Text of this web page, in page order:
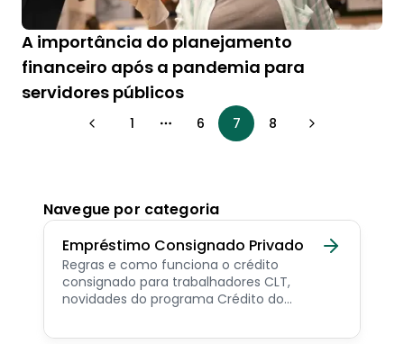
A importância do planejamento
financeiro após a pandemia para
servidores públicos
1 More pages
6 7 8
Navegue por categoria
Empréstimo Consignado Privado
Regras e como funciona o crédito
consignado para trabalhadores CLT,
novidades do programa Crédito do
consignado privado.